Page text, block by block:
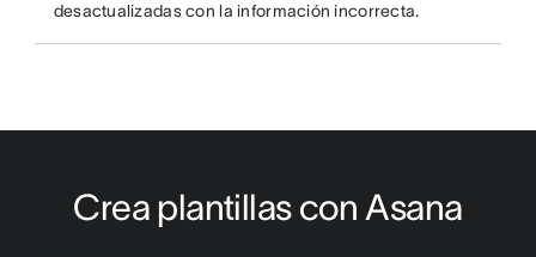
desactualizadas con la información incorrecta.
Crea plantillas con Asana